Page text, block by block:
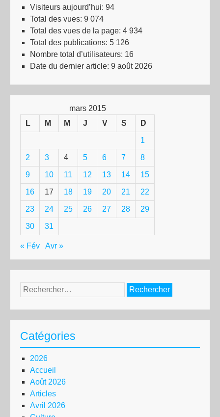
Visiteurs aujourd’hui: 94
Total des vues: 9 074
Total des vues de la page: 4 934
Total des publications: 5 126
Nombre total d’utilisateurs: 16
Date du dernier article: 9 août 2026
mars 2015
L
M M J V S D
1
2 3 4 5 6 7 8
9 10 11 12 13 14 15
16 17 18 19 20 21 22
23 24 25 26 27 28 29
30 31
« Fév Avr »
Rechercher :
Catégories
2026
Accueil
Août 2026
Articles
Avril 2026